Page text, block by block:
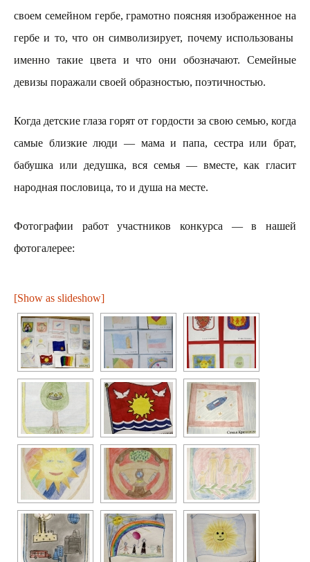
своем семейном гербе, грамотно поясняя изображенное на
гербе и то, что он символизирует, почему использованы
именно такие цвета и что они обозначают. Семейные
девизы поражали своей образностью, поэтичностью.
Когда детские глаза горят от гордости за свою семью, когда
самые близкие люди — мама и папа, сестра или брат,
бабушка или дедушка, вся семья — вместе, как гласит
народная пословица, то и душа на месте.
Фотографии работ участников конкурса — в нашей
фотогалерее:
[Show as slideshow]